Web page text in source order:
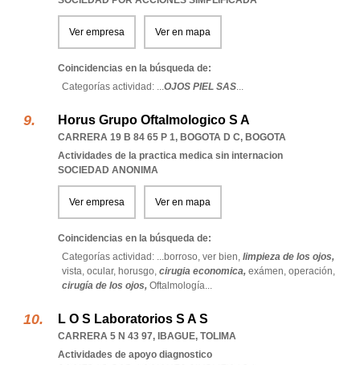
Ver empresa Ver en mapa
Coincidencias en la búsqueda de:
Categorías actividad: ...OJOS PIEL SAS...
Horus Grupo Oftalmologico S A
CARRERA 19 B 84 65 P 1, BOGOTA D C, BOGOTA
Actividades de la practica medica sin internacion
SOCIEDAD ANONIMA
Ver empresa Ver en mapa
Coincidencias en la búsqueda de:
Categorías actividad: ...borroso, ver bien, limpieza de los ojos,
vista, ocular, horusgo, cirugia economica, exámen, operación,
cirugía de los ojos, Oftalmología...
L O S Laboratorios S A S
CARRERA 5 N 43 97, IBAGUE, TOLIMA
Actividades de apoyo diagnostico